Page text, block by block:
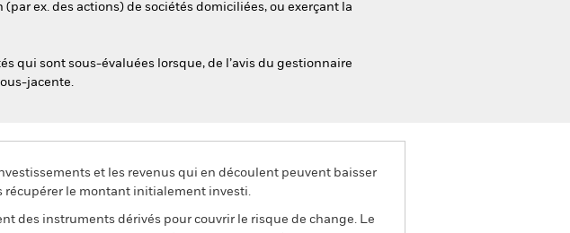
ex. des actions) de sociétés domiciliées, ou exerçant la
qui sont sous-évaluées lorsque, de l’avis du gestionnaire
jacente.
et les revenus qui en découlent peuvent baisser
récupérer le montant initialement investi.
des instruments dérivés pour couvrir le risque de change. Le